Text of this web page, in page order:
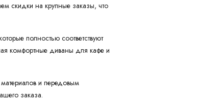
скидки на крупные заказы, что
полностью соответствуют
комфортные диваны для кафе и
и передовым
заказа.